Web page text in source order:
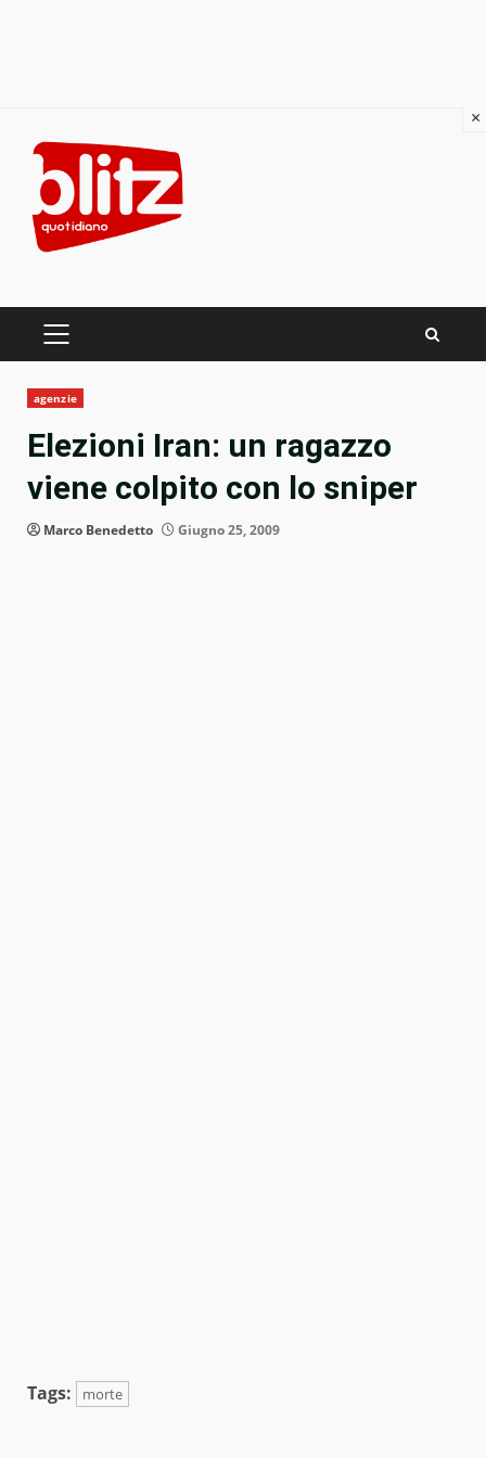
content
PRIMARY
agenzie
Elezioni Iran: un ragazzo
viene colpito con lo sniper
Marco Benedetto Giugno 25, 2009
Tags: morte
×